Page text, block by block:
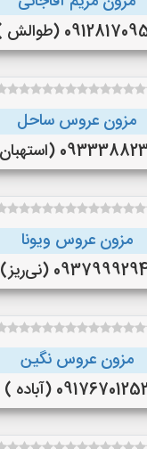
(طوالش )
مزون عروس ساحل
(استهبان )
مزون عروس ویونا
(نی‌ریز)
مزون عروس نگین
(آباده )